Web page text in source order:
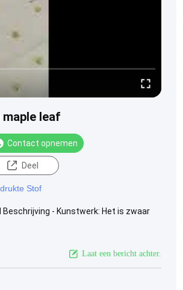
leaf
Contact opnemen
Deel
Stof
- Kunstwerk: Het is zwaar
Laat een bericht achter.